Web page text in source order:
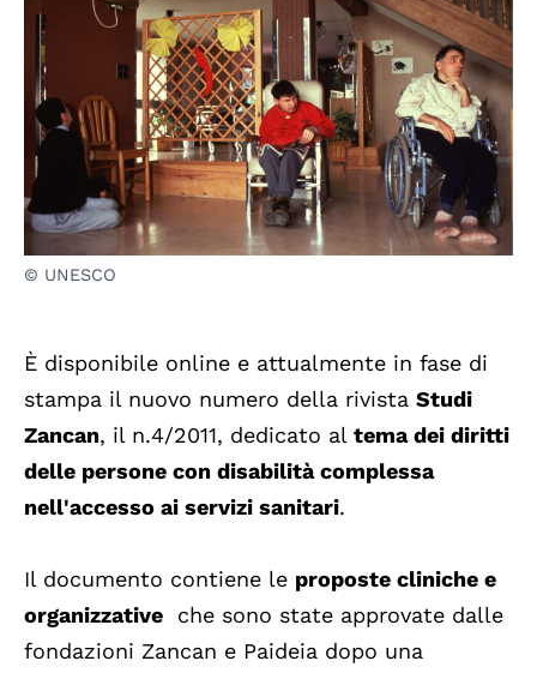
© UNESCO
È disponibile online e attualmente in fase di
stampa il nuovo numero della rivista Studi
Zancan, il n.4/2011, dedicato al tema dei diritti
delle persone con disabilità complessa
nell'accesso ai servizi sanitari.
Il documento contiene le proposte cliniche e
organizzative che sono state approvate dalle
fondazioni Zancan e Paideia dopo una